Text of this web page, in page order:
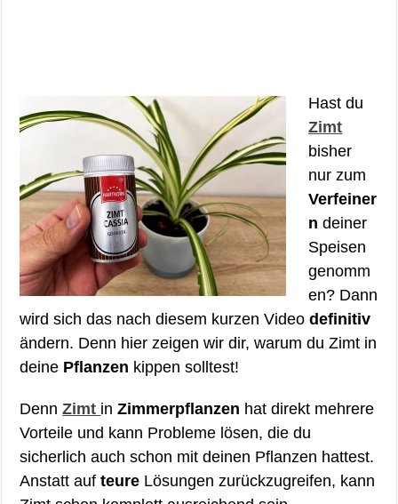
Hast du
Zimt
bisher
nur zum
Verfeiner
n deiner
Speisen
genomm
en? Dann
wird sich das nach diesem kurzen Videodefinitiv
ändern. Denn hier zeigen wir dir, warum du Zimt in
deine Pflanzen kippen solltest!
DennZimt inZimmerpflanzen hat direkt mehrere
Vorteile und kann Probleme lösen, die du
sicherlich auch schon mit deinen Pflanzen hattest.
Anstatt aufteure Lösungen zurückzugreifen, kann